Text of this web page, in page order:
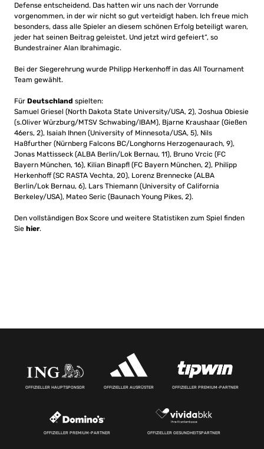
Defense entscheidend. Das hatten wir uns nach der Vorrunde
vorgenommen, in der wir nicht so gut verteidigt haben. Ich freue mich
besonders, dass alle Spieler an diesem schönen Erfolg beteiligt waren,
jeder hat seinen Beitrag geleistet. Und jetzt wird gefeiert“, so
Bundestrainer Alan Ibrahimagic.
Bei der Siegerehrung wurde Philipp Herkenhoff in das All Tournament
Team gewählt.
Für Deutschland spielten:
Samuel Griesel (North Dakota State University/USA, 2), Joshua Obiesie
(s.Oliver Würzburg/MTSV Schwabing/IBAM), Bjarne Kraushaar (Gießen
46ers, 2), Isaiah Ihnen (University of Minnesota/USA, 5), Nils
Haßfurther (Nürnberg Falcons BC/Longhorns Herzogenaurach, 9),
Jonas Mattisseck (ALBA Berlin/Lok Bernau, 11), Bruno Vrcic (FC
Bayern München, 16), Kilian Binapfl (FC Bayern München, 2), Philipp
Herkenhoff (SC RASTA Vechta, 20), Lorenz Brennecke (ALBA
Berlin/Lok Bernau, 6), Lars Thiemann (University of California
Berkeley/USA), Mateo Seric (Baunach Young Pikes, 2).
Den vollständigen Box Score und weitere Statistiken zum Spiel finden
Sie hier.
OFFIZIELLER HAUPTSPONSOR OFFIZIELLER AUSRÜSTER OFFIZIELLER PREMIUM-PARTNER
OFFIZIELLER PREMIUM-PARTNER OFFIZIELLER GESUNDHEITSPARTNER